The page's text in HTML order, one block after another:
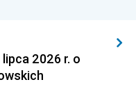
lipca 2026 r. o